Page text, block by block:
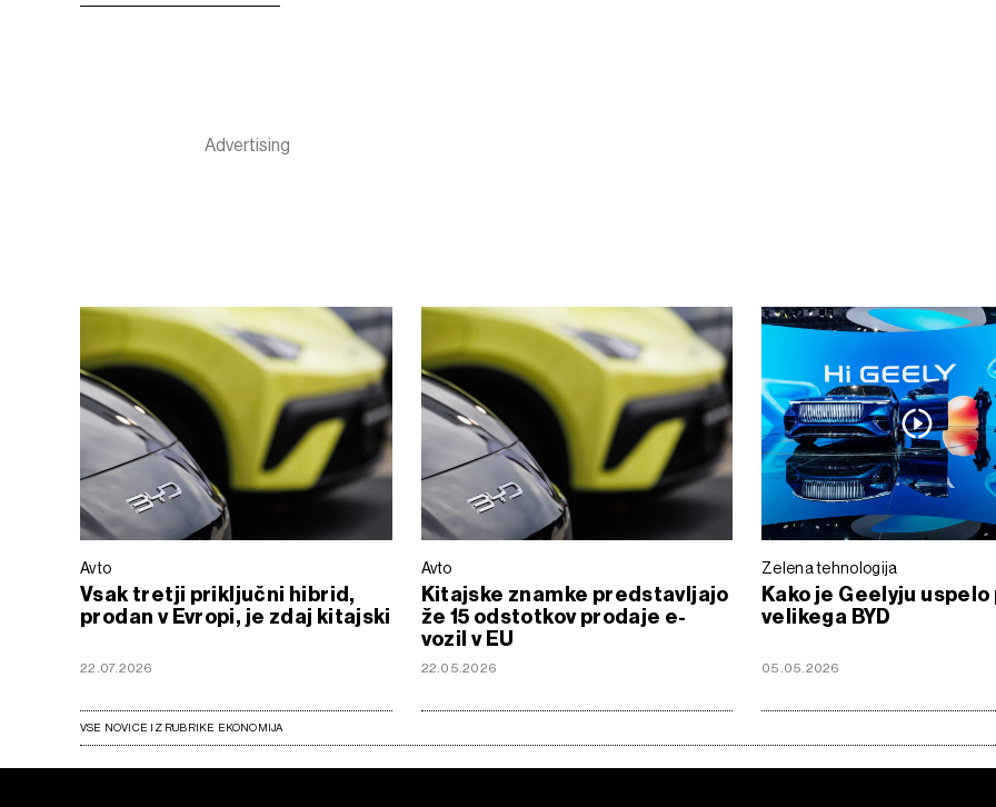
Avto
Vsak tretji priključni hibrid,
prodan v Evropi, je zdaj kitajski
22.07.2026
Avto
Kitajske znamke predstavljajo
že 15 odstotkov prodaje e-
vozil v EU
22.05.2026
Zelena tehnologija
Kako je Geelyju
velikega BYD
05.05.2026
VSE NOVICE IZ RUBRIKE EKONOMIJA